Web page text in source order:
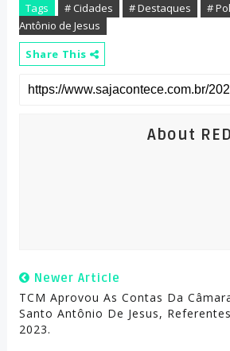
Tags # Cidades # Destaques #
Antônio de Jesus
Share This
About
Newer Article
TCM Aprovou As Contas Da
Santo Antônio De Jesus,
2023.